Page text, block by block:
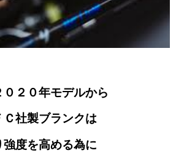
０２０年モデルから
Ｃ社製ブランクは
強度を高める為に